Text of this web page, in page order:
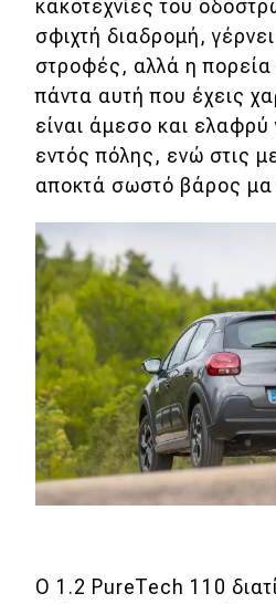
κακοτεχνίες του
σφιχτή διαδρομή,
στροφές, αλλά η πορεία
πάντα αυτή που έχεις
είναι άμεσο και ελαφρύ
εντός πόλης, ενώ στις
αποκτά σωστό βάρος μα
O 1.2 PureTech 110